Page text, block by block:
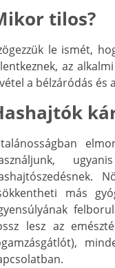
tilos?
le ismét,
az
a bélzáródás és
más
lesz az